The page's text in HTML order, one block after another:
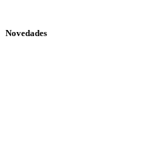
Novedades